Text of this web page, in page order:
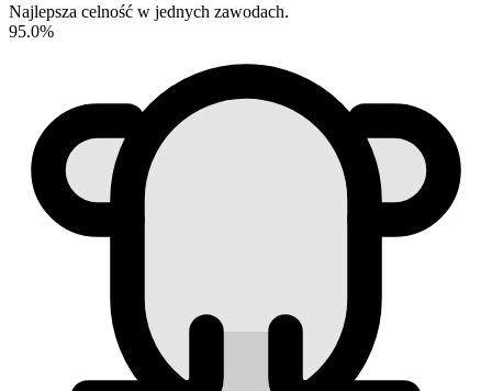
Najlepsza celność w jednych zawodach.
95.0%